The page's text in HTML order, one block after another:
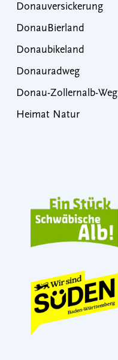
Donauversickerung
DonauBierland
Donaubikeland
Donauradweg
Donau-Zollernalb-Weg
Heimat Natur